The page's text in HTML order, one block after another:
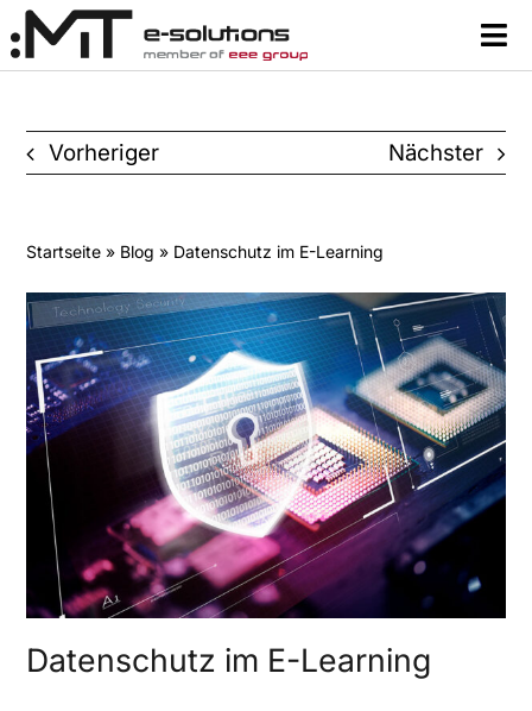
Zum
Inhalt
Lernsysteme & Tools
Ressourcen
Kontakt
Suche
nach:
Vorheriger Nächster
Startseite » Blog » Datenschutz im E-Learning
Datenschutz im E-Learning